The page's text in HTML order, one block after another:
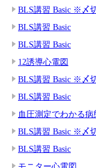
BLS講習 Basic ※〆
BLS講習 Basic
BLS講習 Basic
12誘導心電図
BLS講習 Basic ※〆
BLS講習 Basic
血圧測定でわかる
BLS講習 Basic ※〆
BLS講習 Basic